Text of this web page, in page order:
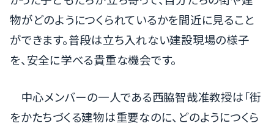
物がどのようにつくられているかを間近に見ること
ができます。普段は立ち入れない建設現場の様子
を、安全に学べる貴重な機会です。
中心メンバーの一人である西脇智哉准教授は「街
をかたちづくる建物は重要なのに、どのようにつくら